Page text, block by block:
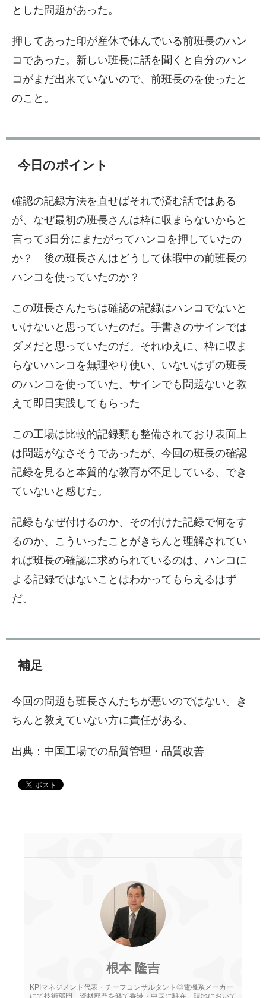
とした問題があった。
押してあった印が産休で休んでいる前班長のハン
コであった。新しい班長に話を聞くと自分のハン
コがまだ出来ていないので、前班長のを使ったと
のこと。
今日のポイント
確認の記録方法を直せばそれで済む話ではある
が、なぜ最初の班長さんは枠に収まらないからと
言って3日分にまたがってハンコを押していたの
か？ 後の班長さんはどうして休暇中の前班長の
ハンコを使っていたのか？
この班長さんたちは確認の記録はハンコでないと
いけないと思っていたのだ。手書きのサインでは
ダメだと思っていたのだ。それゆえに、枠に収ま
らないハンコを無理やり使い、いないはずの班長
のハンコを使っていた。サインでも問題ないと教
えて即日実践してもらった
この工場は比較的記録類も整備されており表面上
は問題がなさそうであったが、今回の班長の確認
記録を見ると本質的な教育が不足している、でき
ていないと感じた。
記録もなぜ付けるのか、その付けた記録で何をす
るのか、こういったことがきちんと理解されてい
れば班長の確認に求められているのは、ハンコに
よる記録ではないことはわかってもらえるはず
だ。
補足
今回の問題も班長さんたちが悪いのではない。き
ちんと教えていない方に責任がある。
出典：中国工場での品質管理・品質改善
根本 隆吉
KPIマネジメント代表・チーフコンサルタント◎電機系メーカー
にて技術部門、資材部門を経て香港・中国に駐在。現地において